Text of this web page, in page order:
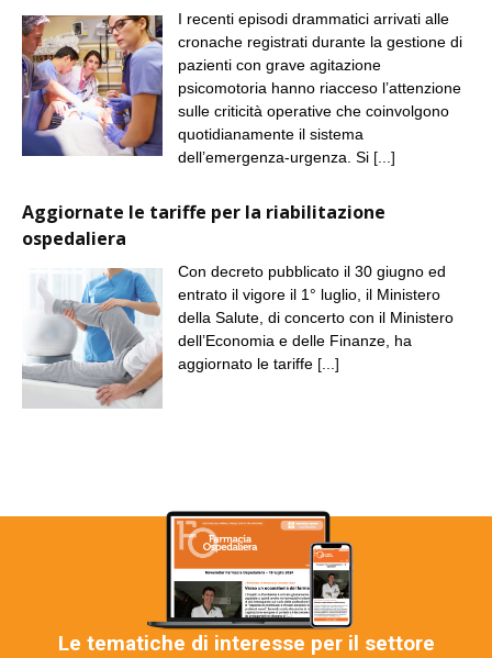
I recenti episodi drammatici arrivati alle
cronache registrati durante la gestione di
pazienti con grave agitazione
psicomotoria hanno riacceso l’attenzione
sulle criticità operative che coinvolgono
quotidianamente il sistema
dell’emergenza-urgenza. Si [...]
Aggiornate le tariffe per la riabilitazione
ospedaliera
Con decreto pubblicato il 30 giugno ed
entrato il vigore il 1° luglio, il Ministero
della Salute, di concerto con il Ministero
dell’Economia e delle Finanze, ha
aggiornato le tariffe [...]
Le tematiche di interesse per il settore